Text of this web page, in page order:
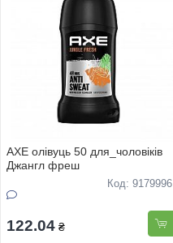
AXE олівуць 50 для_чоловіків
Джангл фреш
Код: 9179996
122.04 ₴